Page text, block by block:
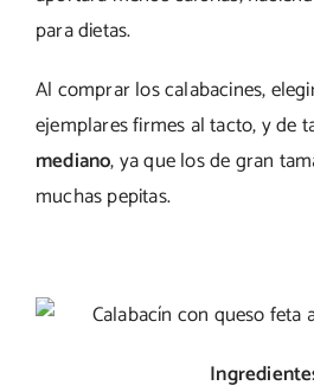
para dietas.
Al comprar los calabacines,
ejemplares firmes al tacto, y de
mediano, ya que los de gran
muchas pepitas.